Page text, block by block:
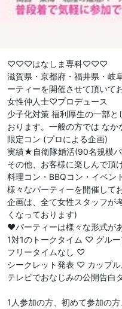
♡♡♡はなしま専科♡♡♡
滋賀県・京都府・福井県・岐
ーティーを開催させて頂いて
女性仲人士♡プロデュース
少子化対策 福利厚生の一部
おります。一般の方では な
限定コン (プロによる企画)
実績★自衛隊婚活(90名規模
その他、お客様に楽しんで頂
料理コン・BBQコン・イベン
様々なパーティーを開催して
企画は、全て女性スタッフが
くなっております)
❤︎パーティーは様々な形式が
1対1のトークタイム ♡ グルー
フリータイムなし ♡
シークレット発表 ♡ カップ
テレビでおなじみの公開告白
1人参加の方、初めて参加の